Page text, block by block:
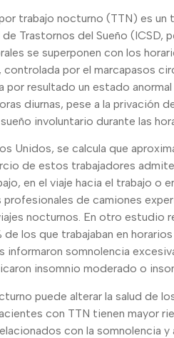
trabajo nocturno (TTN) es un
Trastornos del Sueño (ICSD,
se superponen con los
controlada por el marcapasos
por resultado un estado
diurnas, pese a la privación
involuntario durante las
Unidos, se calcula que
de estos trabajadores
en el viaje hacia el trabajo o
de camiones
nocturnos. En otro estudio
de los que trabajaban en
somnolencia
insomnio moderado o
puede alterar la salud de
con TTN tienen mayor
con la somnolencia